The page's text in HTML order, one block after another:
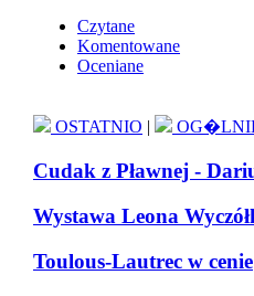
Czytane
Komentowane
Oceniane
OSTATNIO |
Cudak z Pławnej -
Wystawa Leona
Toulous-Lautrec w cenie